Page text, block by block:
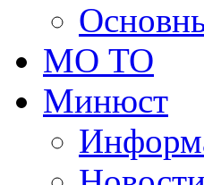
МО ТО
Минюст